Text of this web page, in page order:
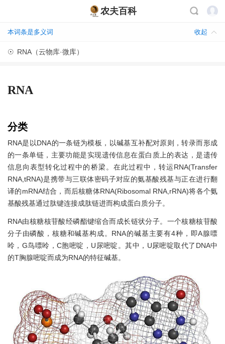
农夫百科
本词条是多义词 收起
☉ RNA（云物库·微库）
RNA
分类
RNA是以DNA的一条链为模板，以碱基互补配对原则，转录而形成
的一条单链，主要功能是实现遗传信息在蛋白质上的表达，是遗传
信息向表型转化过程中的桥梁。在此过程中，转运RNA(Transfer
RNA,tRNA)是携带与三联体密码子对应的氨基酸残基与正在进行翻
译的mRNA结合，而后核糖体RNA(Ribosomal RNA,rRNA)将各个氨
基酸残基通过肽键连接成肽链进而构成蛋白质分子。
RNA由核糖核苷酸经磷酯键缩合而成长链状分子。一个核糖核苷酸
分子由磷酸，核糖和碱基构成。RNA的碱基主要有4种，即A腺嘌
呤，G鸟嘌呤，C胞嘧啶，U尿嘧啶。其中，U尿嘧啶取代了DNA中
的T胸腺嘧啶而成为RNA的特征碱基。